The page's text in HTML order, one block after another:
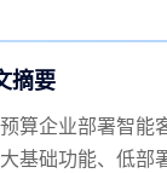
摘要
算企业部署智能
基础功能、低部